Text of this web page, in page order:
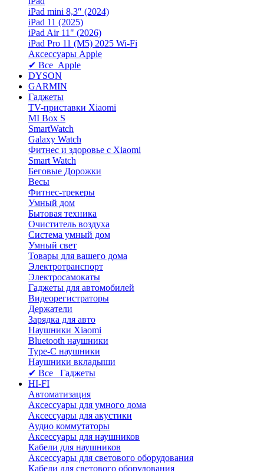
iPad mini 8,3″ (2024)
iPad 11 (2025)
iPad Air 11" (2026)
iPad Pro 11 (M5) 2025 Wi-Fi
Аксессуары Apple
✔ Все Apple
DYSON
GARMIN
Гаджеты
TV-приставки Xiaomi
MI Box S
SmartWatch
Galaxy Watch
Фитнес и здоровье с Xiaomi
Smart Watch
Беговые Дорожки
Весы
Фитнес-трекеры
Умный дом
Бытовая техника
Очиститель воздуха
Система умный дом
Умный свет
Товары для вашего дома
Электротранспорт
Электросамокаты
Гаджеты для автомобилей
Видеорегистраторы
Держатели
Зарядка для авто
Наушники Xiaomi
Bluetooth наушники
Type-C наушники
Наушники вкладыши
✔ Все Гаджеты
HI-FI
Автоматизация
Аксессуары для умного дома
Аксессуары для акустики
Аудио коммутаторы
Аксессуары для наушников
Кабели для наушников
Аксессуары для светового оборудования
Кабели для светового оборудования